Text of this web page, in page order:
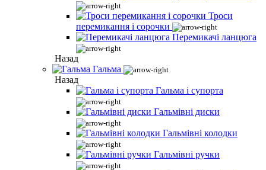
Троси
перемикання і сорочки
Перемикачі ланцюга
Назад
Гальма
Назад
Гальма і супорта
Гальмівні диски
Гальмівні колодки
Гальмівні ручки